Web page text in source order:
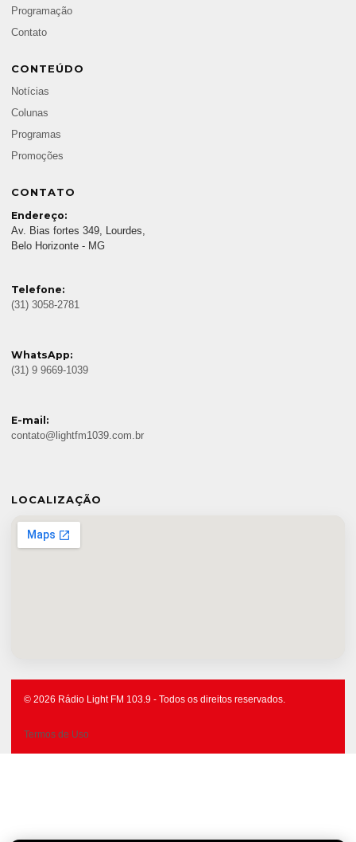
Programação
Contato
CONTEÚDO
Notícias
Colunas
Programas
Promoções
CONTATO
Endereço:
Av. Bias fortes 349, Lourdes,
Belo Horizonte - MG
Telefone:
(31) 3058-2781
WhatsApp:
(31) 9 9669-1039
E-mail:
contato@lightfm1039.com.br
LOCALIZAÇÃO
© 2026 Rádio Light FM 103.9 - Todos os direitos reservados.
Termos de Uso